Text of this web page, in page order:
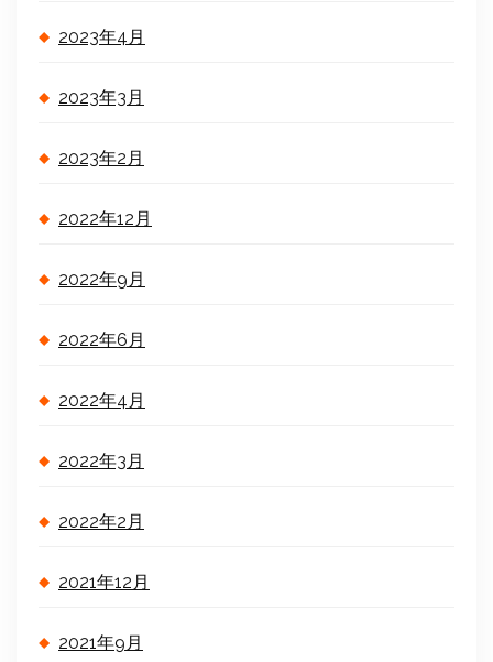
2023年4月
2023年3月
2023年2月
2022年12月
2022年9月
2022年6月
2022年4月
2022年3月
2022年2月
2021年12月
2021年9月